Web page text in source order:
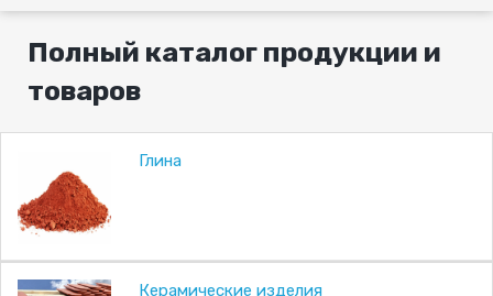
Полный каталог продукции и
товаров
Глина
Керамические изделия